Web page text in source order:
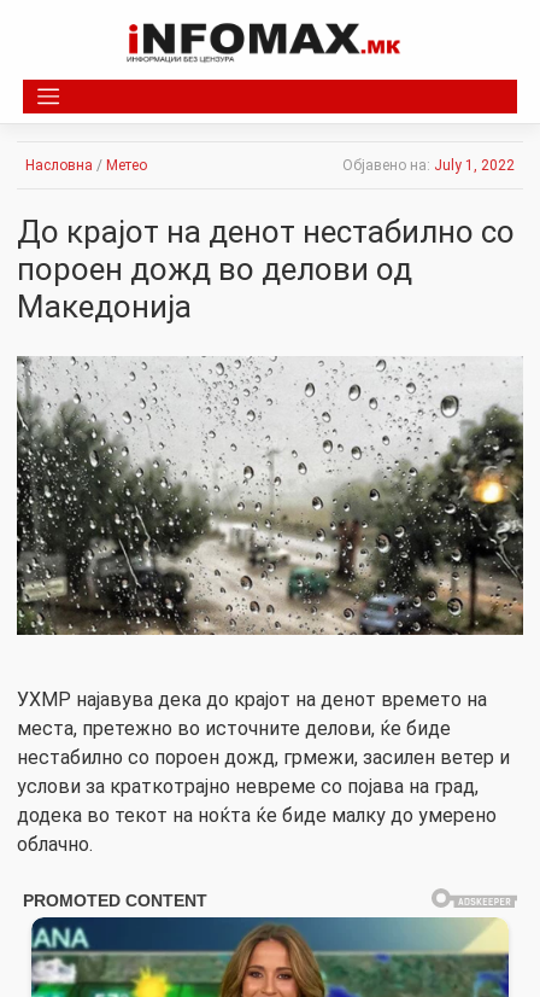
Насловна / Метео Објавено на: July 1, 2022
До крајот на денот нестабилно со
пороен дожд во делови од
Македонија
УХМР најавува дека до крајот на денот времето на
места, претежно во источните делови, ќе биде
нестабилно со пороен дожд, грмежи, засилен ветер и
услови за краткотрајно невреме со појава на град,
додека во текот на ноќта ќе биде малку до умерено
облачно.